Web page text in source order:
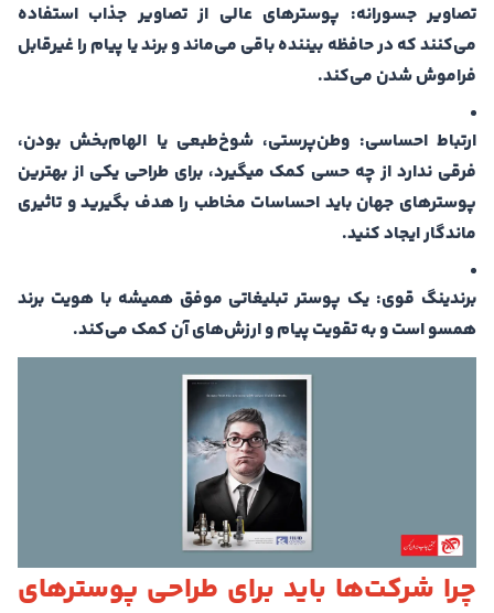
تصاویر جسورانه: پوسترهای عالی از تصاویر جذاب استفاده
می‌کنند که در حافظه بیننده باقی می‌ماند و برند یا پیام را غیرقابل
فراموش شدن می‌کند.
ارتباط احساسی: وطن‌پرستی، شوخ‌طبعی یا الهام‌بخش بودن،
فرقی ندارد از چه حسی کمک میگیرد، برای طراحی یکی از بهترین
پوسترهای جهان باید احساسات مخاطب را هدف بگیرید و تاثیری
ماندگار ایجاد کنید.
برندینگ قوی: یک پوستر تبلیغاتی موفق همیشه با هویت برند
همسو است و به تقویت پیام و ارزش‌های آن کمک می‌کند.
چرا شرکت‌ها باید برای طراحی پوسترهای